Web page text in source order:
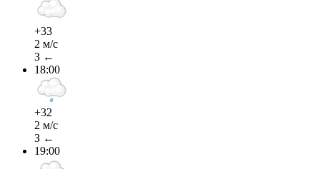
+33
2 м/с
З ←
18:00
+32
2 м/с
З ←
19:00